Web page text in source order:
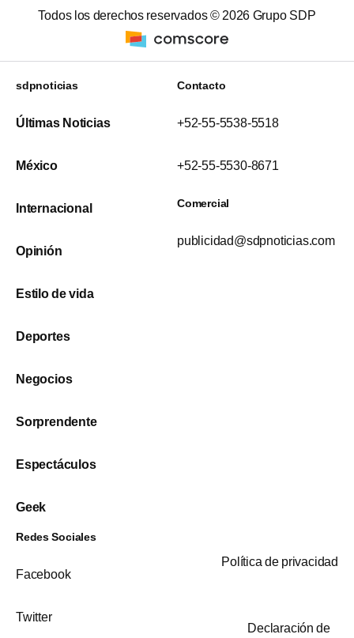
Todos los derechos reservados © 2026 Grupo SDP
sdpnoticias
Últimas Noticias
México
Internacional
Opinión
Estilo de vida
Deportes
Negocios
Sorprendente
Espectáculos
Geek
Contacto
+52-55-5538-5518
+52-55-5530-8671
Comercial
publicidad@sdpnoticias.com
Redes Sociales
Facebook
Twitter
Política de privacidad
Declaración de